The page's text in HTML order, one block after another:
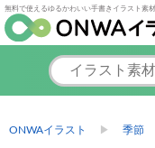
無料で使えるゆるかわいい手書きイラスト素
ONWAイラスト 季節